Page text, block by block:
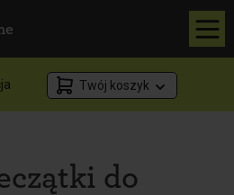
Twój koszyk
do